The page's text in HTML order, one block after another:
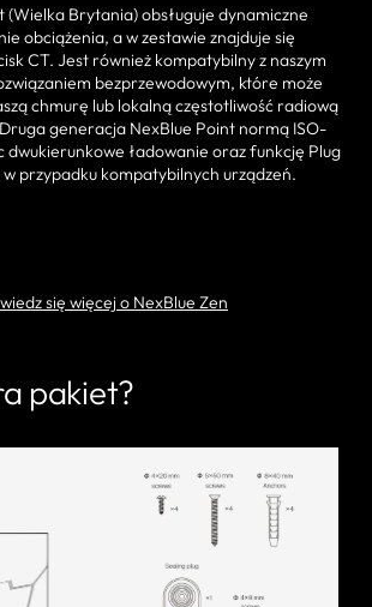
(Wielka Brytania) obsługuje dynamiczne
obciążenia, a w zestawie znajduje się
CT. Jest również kompatybilny z naszym
bezprzewodowym, które może
chmurę lub lokalną częstotliwość radiową
generacja NexBlue Point normą ISO-
dwukierunkowe ładowanie oraz funkcję Plug
przypadku kompatybilnych urządzeń.
się więcej o NexBlue Zen
pakiet?